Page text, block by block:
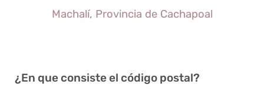
Machalí, Provincia de Cachapoal
¿En que consiste el código postal?